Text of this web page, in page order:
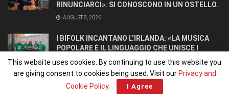
RINUNCIARCI». SI CONOSCONO IN UN OSTELLO.
AUGUST 8, 2026
I BIFOLK INCANTANO L’IRLANDA: «LA MUSICA
POPOLARE È IL LINGUAGGIO CHE UNISCE I
POPOLI»
JULY 31, 2026
This website uses cookies. By continuing to use this website you
are giving consent to cookies being used. Visit our Privacy and
Cookie Policy. I Agree